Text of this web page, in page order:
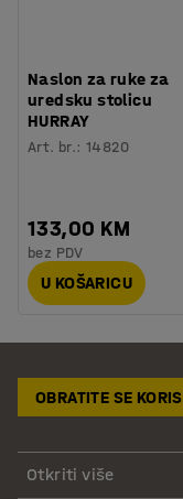
Naslon za ruke za
uredsku stolicu
HURRAY
Art. br.:14820
133,00 KM
bez PDV
U KOŠARICU
OBRATITE SE
Otkriti više